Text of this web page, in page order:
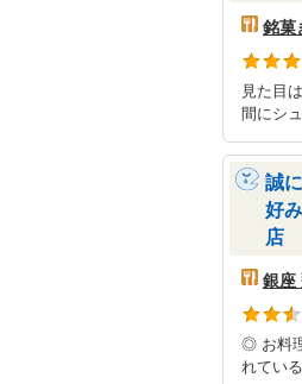
銘菓
見た目
間にシ
誠
好
店
銀座
◎ お料
れてい